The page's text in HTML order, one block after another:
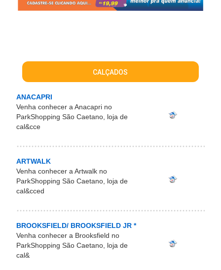
CALÇADOS
ANACAPRI
Venha conhecer a Anacapri no
ParkShopping São Caetano, loja de
cal&cce
ARTWALK
Venha conhecer a Artwalk no
ParkShopping São Caetano, loja de
cal&cced
BROOKSFIELD/ BROOKSFIELD JR *
Venha conhecer a Brooksfield no
ParkShopping São Caetano, loja de
cal&